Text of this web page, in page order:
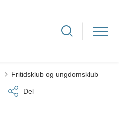
Fritidsklub og ungdomsklub
Del